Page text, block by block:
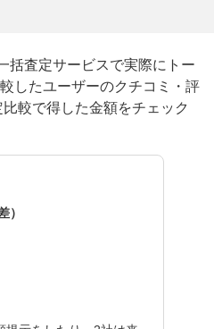
括査定サービスで実際にトー
したユーザーのクチコミ・評
較で得した金額をチェック
）